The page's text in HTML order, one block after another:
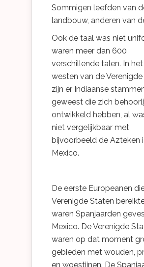
Sommigen leefden van
landbouw, anderen van
Ook de taal was niet
waren meer dan 600
verschillende talen. In
westen van de
zijn er Indiaanse
geweest die zich
ontwikkeld hebben, al
niet vergelijkbaar met
bijvoorbeeld de Azteken
Mexico.
De eerste Europeanen
Verenigde Staten
waren Spanjaarden
Mexico. De Verenigde
waren op dat moment
gebieden met wouden,
en woestijnen. De